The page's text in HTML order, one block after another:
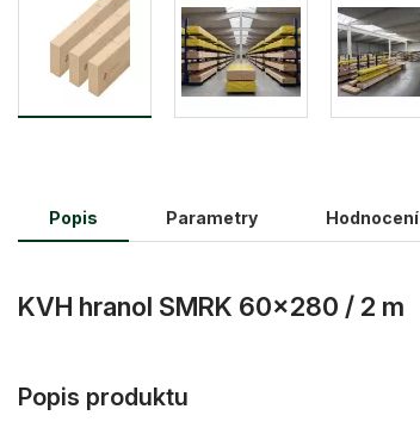
Popis Parametry Hodnocení
KVH hranol SMRK 60×280 / 2 m
Popis produktu